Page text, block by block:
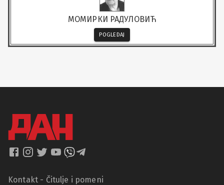
МОМИРКИ РАДУЛОВИЋ
POGLEDAJ
Kontakt - Čitulje i pomeni